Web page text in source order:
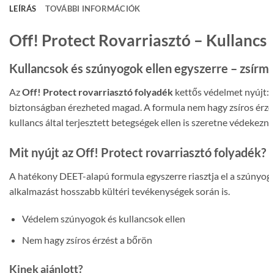
LEÍRÁS TOVÁBBI INFORMÁCIÓK
Off! Protect Rovarriasztó –
Kullancsok és szúnyogok ellen egyszerre –
AzOff! Protect rovarriasztó folyadék kettős védelmet
biztonságban érezheted magad. A formula nem hagy zsíros
kullancs által terjesztett betegségek ellen is szeretne
Mit nyújt az Off! Protect rovarriasztó folyadék?
A hatékony DEET-alapú formula egyszerre riasztja el a
alkalmazást hosszabb kültéri tevékenységek során is.
Védelem szúnyogok és kullancsok ellen
Nem hagy zsíros érzést a bőrön
Kinek ajánlott?